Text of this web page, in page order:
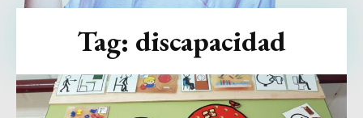
Tag: discapacidad